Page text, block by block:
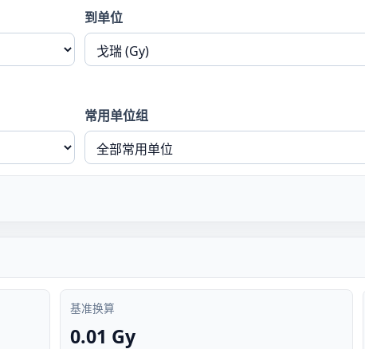
到单位
常用单位组
基准换算
0.01 Gy